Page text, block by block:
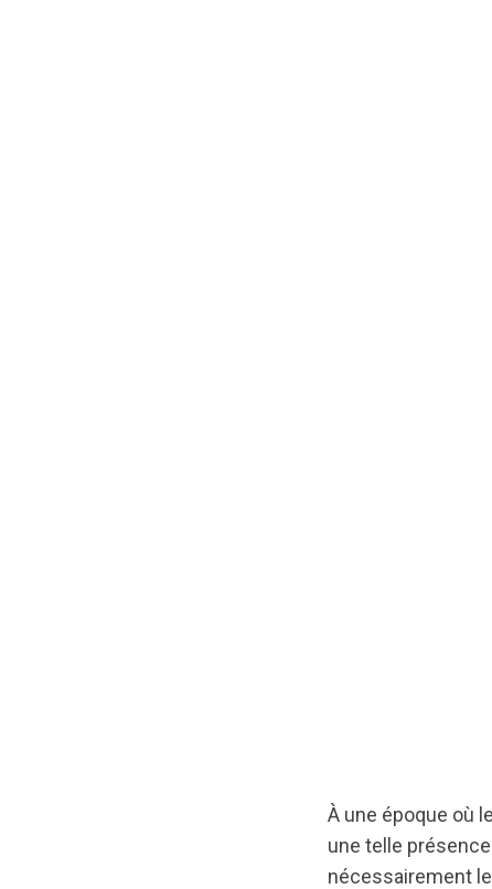
À une époque où
une telle présence
nécessairement